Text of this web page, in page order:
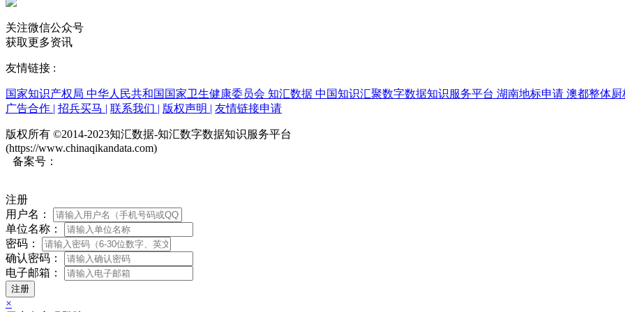
关注微信公众号
获取更多资讯
友情链接 :
国家知识产权局 中华人民共和国国家卫生健康委员会 知汇数据 中国知识汇聚数字数据知识服务平台 湖南地标申请 澳都整体厨
广告合作 | 招兵买马 | 联系我们 | 版权声明 | 友情链接申请
版权所有 ©2014-2023知汇数据-知汇数字数据知识服务平台
(https://www.chinaqikandata.com)
备案号：
注册
用户名：
单位名称：
密码：
确认密码：
电子邮箱：
×